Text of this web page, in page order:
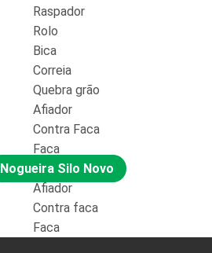
Raspador
Rolo
Bica
Correia
Quebra grão
Afiador
Contra Faca
Faca
Nogueira Silo Novo
Afiador
Contra faca
Faca